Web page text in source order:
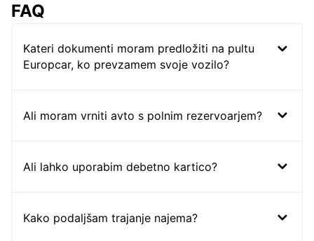
FAQ
Kateri dokumenti moram predložiti na pultu
Europcar, ko prevzamem svoje vozilo?
Ali moram vrniti avto s polnim rezervoarjem?
Ali lahko uporabim debetno kartico?
Kako podaljšam trajanje najema?